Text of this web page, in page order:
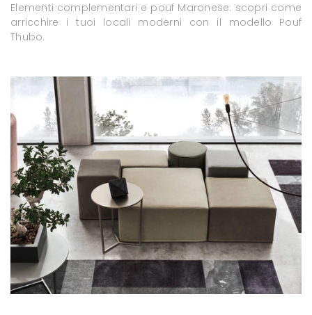
Elementi complementari e pouf Maronese: scopri come
arricchire i tuoi locali moderni con il modello Pouf
Thubo.